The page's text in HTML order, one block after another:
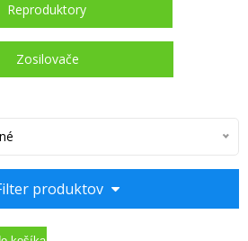
Reproduktory
Zosilovače
produktov